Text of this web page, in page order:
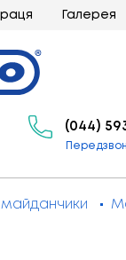
Галерея
(044)
майданчики